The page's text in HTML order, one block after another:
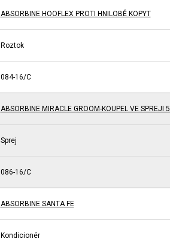
ABSORBINE HOOFLEX PROTI HNILOBĚ KOPYT
Roztok
084-16/C
ABSORBINE MIRACLE GROOM-KOUPEL VE SPREJI
Sprej
086-16/C
ABSORBINE SANTA FE
Kondicionér